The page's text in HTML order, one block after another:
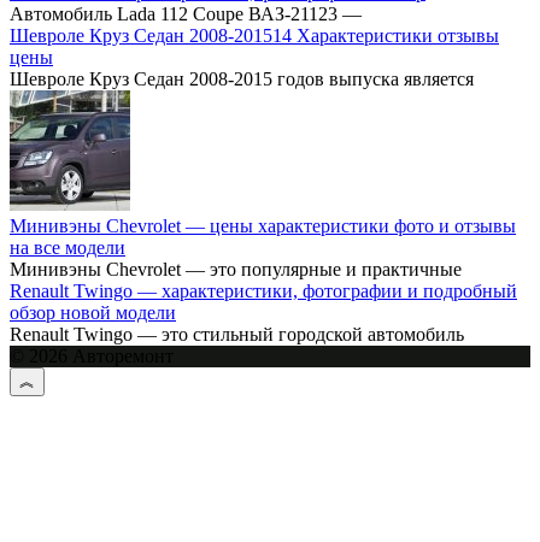
Автомобиль Lada 112 Coupe ВАЗ-21123 —
Шевроле Круз Cедан 2008-201514 Характеристики отзывы
цены
Шевроле Круз Седан 2008-2015 годов выпуска является
Минивэны Chevrolet — цены характеристики фото и отзывы
на все модели
Минивэны Chevrolet — это популярные и практичные
Renault Twingo — характеристики, фотографии и подробный
обзор новой модели
Renault Twingo — это стильный городской автомобиль